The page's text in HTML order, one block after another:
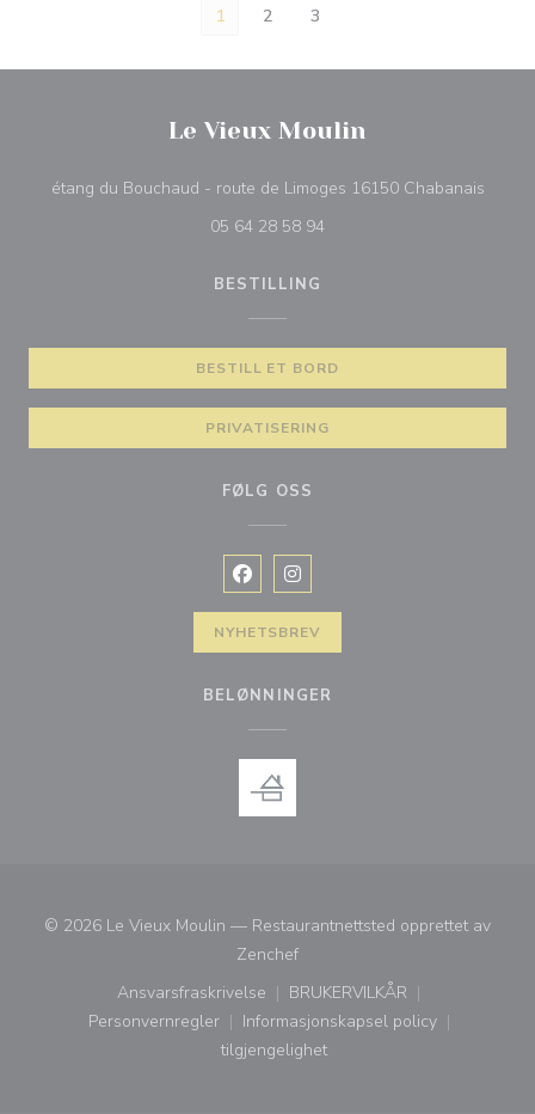
1 2 3
Le Vieux Moulin
étang du Bouchaud - route de Limoges 16150 Chabanais
05 64 28 58 94
BESTILLING
BESTILL ET BORD
PRIVATISERING
FØLG OSS
Facebook ((åpner i et nytt vindu))
Instagram ((åpner i et nytt
NYHETSBREV
BELØNNINGER
© 2026 Le Vieux Moulin — Restaurantnettsted opprettet av
Zenchef((åpner i et nytt vindu))
Ansvarsfraskrivelse
((åpner i et nytt vindu))
BRUKERVILKÅR
((åpner i et nytt vindu))
Personvernregler
((åpner i et nytt vindu))
Informasjonskapsel policy
((åpner i et nytt vindu))
tilgjengelighet
((åpner i et nytt vindu))